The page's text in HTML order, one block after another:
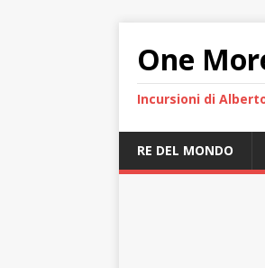
One
Incursioni di
RE DEL MONDO